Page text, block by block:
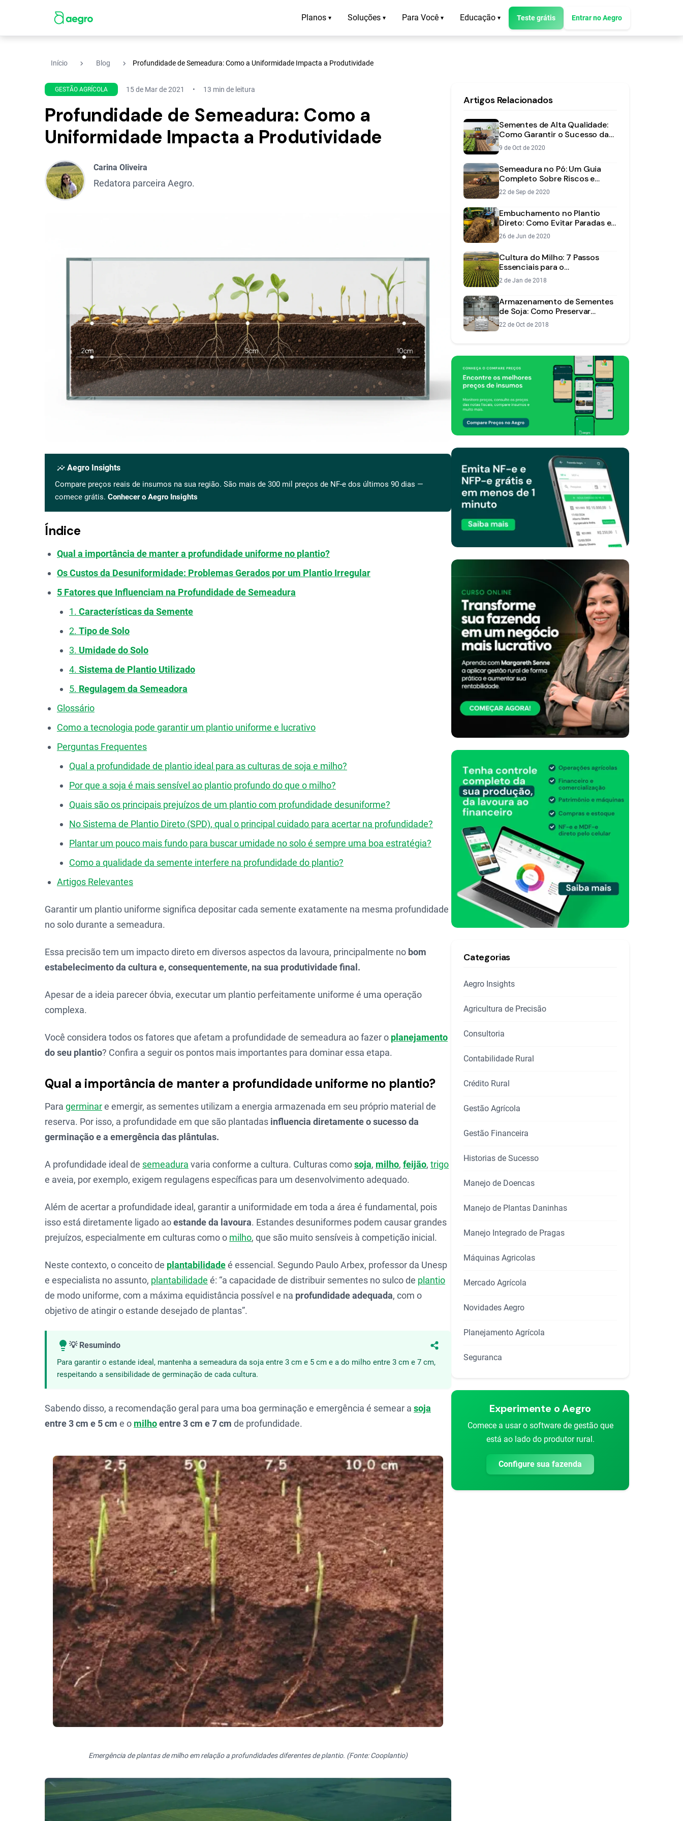
Planos ▾ Soluções ▾ Para Você ▾ Educação ▾ Teste grátis Entrar no Aegro
Início navigate_next Blog navigate_next Profundidade de Semeadura: Como a Uniformidade Impacta a Produtividade
GESTÃO AGRÍCOLA 15 de Mar de 2021 13 min de leitura
Profundidade de Semeadura: Como a
Uniformidade Impacta a Produtividade
Carina Oliveira
Redatora parceira Aegro.
insights Aegro Insights
Compare preços reais de insumos na sua região. São mais de 300 mil preços de NF-e dos últimos 90 dias —
comece grátis. Conhecer o Aegro Insights
Índice
Qual a importância de manter a profundidade uniforme no plantio?
Os Custos da Desuniformidade: Problemas Gerados por um Plantio Irregular
5 Fatores que Influenciam na Profundidade de Semeadura
1. Características da Semente
2. Tipo de Solo
3. Umidade do Solo
4. Sistema de Plantio Utilizado
5. Regulagem da Semeadora
Glossário
Como a tecnologia pode garantir um plantio uniforme e lucrativo
Perguntas Frequentes
Qual a profundidade de plantio ideal para as culturas de soja e milho?
Por que a soja é mais sensível ao plantio profundo do que o milho?
Quais são os principais prejuízos de um plantio com profundidade desuniforme?
No Sistema de Plantio Direto (SPD), qual o principal cuidado para acertar na profundidade?
Plantar um pouco mais fundo para buscar umidade no solo é sempre uma boa estratégia?
Como a qualidade da semente interfere na profundidade do plantio?
Artigos Relevantes
Garantir um plantio uniforme significa depositar cada semente exatamente na mesma profundidade
no solo durante a semeadura.
Essa precisão tem um impacto direto em diversos aspectos da lavoura, principalmente no bom
estabelecimento da cultura e, consequentemente, na sua produtividade final.
Apesar de a ideia parecer óbvia, executar um plantio perfeitamente uniforme é uma operação
complexa.
Você considera todos os fatores que afetam a profundidade de semeadura ao fazer o planejamento
do seu plantio? Confira a seguir os pontos mais importantes para dominar essa etapa.
Qual a importância de manter a profundidade uniforme no plantio?
Para germinare emergir, as sementes utilizam a energia armazenada em seu próprio material de
reserva. Por isso, a profundidade em que são plantadas influencia diretamente o sucesso da
germinação e a emergência das plântulas.
A profundidade ideal de semeadura varia conforme a cultura. Culturas comosoja, milho, feijão, trigo
e aveia, por exemplo, exigem regulagens específicas para um desenvolvimento adequado.
Além de acertar a profundidade ideal, garantir a uniformidade em toda a área é fundamental, pois
isso está diretamente ligado aoestande da lavoura. Estandes desuniformes podem causar grandes
prejuízos, especialmente em culturas como o milho, que são muito sensíveis à competição inicial.
Neste contexto, o conceito de plantabilidadeé essencial. Segundo Paulo Arbex, professor da Unesp
e especialista no assunto, plantabilidade é: “a capacidade de distribuir sementes no sulco de plantio
de modo uniforme, com a máxima equidistância possível e na profundidade adequada, com o
objetivo de atingir o estande desejado de plantas”.
💡 Resumindo
Compartilhar
Para garantir o estande ideal, mantenha a semeadura da soja entre 3 cm e 5 cm e a do milho entre 3 cm e 7 cm,
respeitando a sensibilidade de germinação de cada cultura.
Sabendo disso, a recomendação geral para uma boa germinação e emergência é semear a soja
entre 3 cm e 5 cm e o milhoentre 3 cm e 7 cm de profundidade.
Emergência de plantas de milho em relação a profundidades diferentes de plantio. (Fonte: Cooplantio)
Artigos Relacionados
Sementes de Alta Qualidade:
Como Garantir o Sucesso da
Lavoura
9 de Oct de 2020
Semeadura no Pó: Um Guia
Completo Sobre Riscos e
Estratégias
22 de Sep de 2020
Embuchamento no Plantio
Direto: Como Evitar Paradas e
Perdas
26 de Jun de 2020
Cultura do Milho: 7 Passos
Essenciais para o
Planejamento da Semeadura
2 de Jan de 2018
Armazenamento de Sementes
de Soja: Como Preservar
Qualidade e Vigor
22 de Oct de 2018
Categorias
Aegro Insights
Agricultura de Precisão
Consultoria
Contabilidade Rural
Crédito Rural
Gestão Agrícola
Gestão Financeira
Historias de Sucesso
Manejo de Doencas
Manejo de Plantas Daninhas
Manejo Integrado de Pragas
Máquinas Agricolas
Mercado Agrícola
Novidades Aegro
Planejamento Agrícola
Seguranca
Experimente o Aegro
Comece a usar o software de gestão que
está ao lado do produtor rural.
Configure sua fazenda